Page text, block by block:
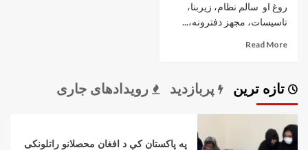
روغ او سالم نظام، زیربنا،
تاسیسات، مجهز دفترونه،...
Read More
تازه ترین پربازدید رویدادهای جاری
په پاکستان کې د افغان محصلانو راتلونکی